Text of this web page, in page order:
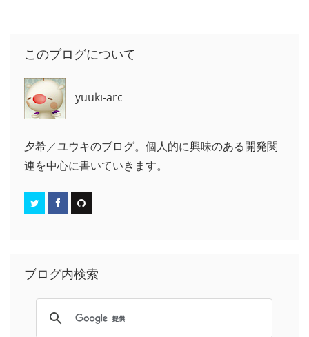
このブログについて
yuuki-arc
夕希／ユウキのブログ。個人的に興味のある開発関
連を中心に書いていきます。
ブログ内検索